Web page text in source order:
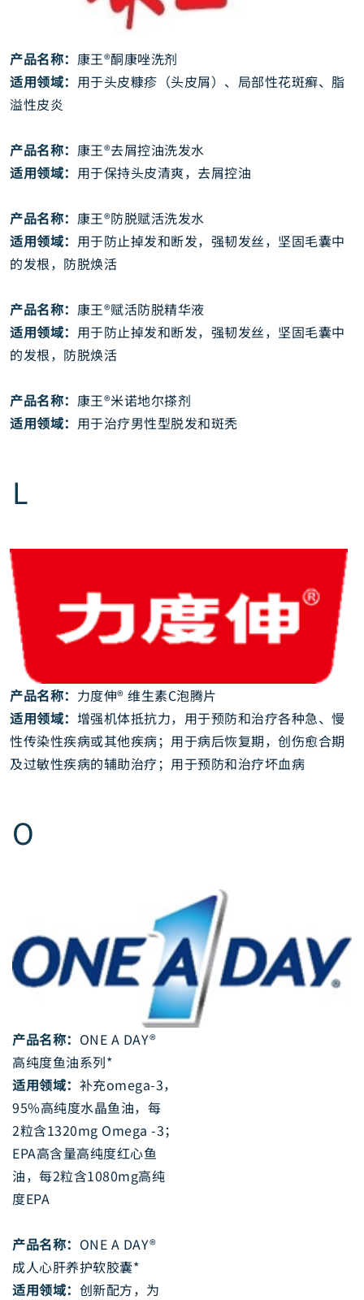
产品名称： 康王®酮康唑洗剂
适用领域： 用于头皮糠疹（头皮屑）、局部性花斑癣、脂
溢性皮炎
产品名称： 康王®去屑控油洗发水
适用领域： 用于保持头皮清爽，去屑控油
产品名称： 康王®防脱赋活洗发水
适用领域： 用于防止掉发和断发，强韧发丝，坚固毛囊中
的发根，防脱焕活
产品名称： 康王®赋活防脱精华液
适用领域： 用于防止掉发和断发，强韧发丝，坚固毛囊中
的发根，防脱焕活
产品名称： 康王®米诺地尔搽剂
适用领域： 用于治疗男性型脱发和斑秃
L
产品名称： 力度伸® 维生素C泡腾片
适用领域： 增强机体抵抗力，用于预防和治疗各种急、慢
性传染性疾病或其他疾病；用于病后恢复期，创伤愈合期
及过敏性疾病的辅助治疗；用于预防和治疗坏血病
O
产品名称： ONE A DAY®
高纯度鱼油系列*
适用领域： 补充omega-3，
95%高纯度水晶鱼油，每
2粒含1320mg Omega -3；
EPA高含量高纯度红心鱼
油，每2粒含1080mg高纯
度EPA
产品名称： ONE A DAY®
成人心肝养护软胶囊*
适用领域： 创新配方，为